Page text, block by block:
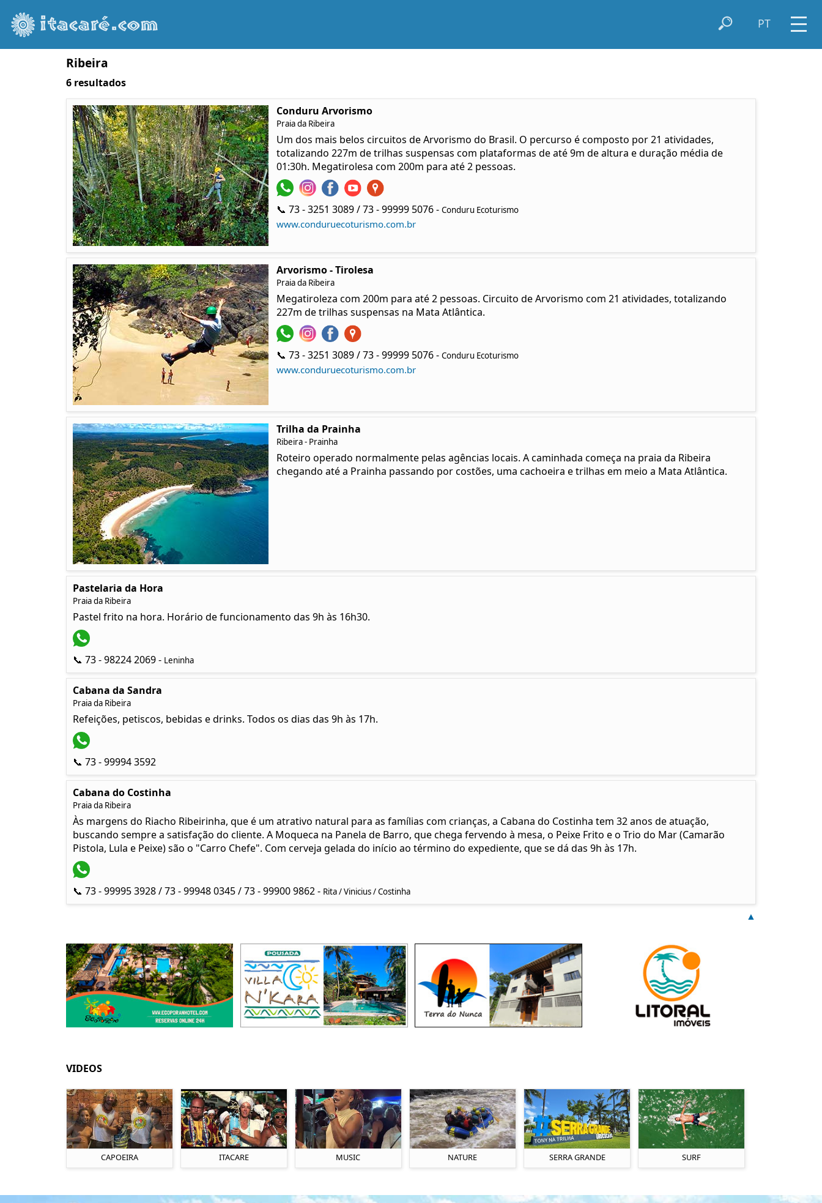
PT
Ribeira
6 resultados
Conduru Arvorismo
Praia da Ribeira
Um dos mais belos circuitos de Arvorismo do Brasil. O percurso é composto por 21 atividades,
totalizando 227m de trilhas suspensas com plataformas de até 9m de altura e duração média de
01:30h. Megatirolesa com 200m para até 2 pessoas.
📞 73 - 3251 3089 / 73 - 99999 5076 - Conduru Ecoturismo
www.conduruecoturismo.com.br
Arvorismo - Tirolesa
Praia da Ribeira
Megatiroleza com 200m para até 2 pessoas. Circuito de Arvorismo com 21 atividades, totalizando
227m de trilhas suspensas na Mata Atlântica.
📞 73 - 3251 3089 / 73 - 99999 5076 - Conduru Ecoturismo
www.conduruecoturismo.com.br
Trilha da Prainha
Ribeira - Prainha
Roteiro operado normalmente pelas agências locais. A caminhada começa na praia da Ribeira
chegando até a Prainha passando por costões, uma cachoeira e trilhas em meio a Mata Atlântica.
Pastelaria da Hora
Praia da Ribeira
Pastel frito na hora. Horário de funcionamento das 9h às 16h30.
📞 73 - 98224 2069 - Leninha
Cabana da Sandra
Praia da Ribeira
Refeições, petiscos, bebidas e drinks. Todos os dias das 9h às 17h.
📞 73 - 99994 3592
Cabana do Costinha
Praia da Ribeira
Às margens do Riacho Ribeirinha, que é um atrativo natural para as famílias com crianças, a Cabana do Costinha tem 32 anos de atuação,
buscando sempre a satisfação do cliente. A Moqueca na Panela de Barro, que chega fervendo à mesa, o Peixe Frito e o Trio do Mar (Camarão
Pistola, Lula e Peixe) são o "Carro Chefe". Com cerveja gelada do início ao término do expediente, que se dá das 9h às 17h.
📞 73 - 99995 3928 / 73 - 99948 0345 / 73 - 99900 9862 - Rita / Vinicius / Costinha
▲
VIDEOS
CAPOEIRA ITACARE MUSIC NATURE SERRA GRANDE SURF